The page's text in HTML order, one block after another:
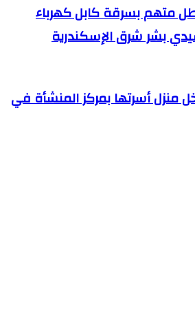
متهم بسرقة كابل كهرباء
بشر شرق الإسكندرية
منزل أسرتها بمركز المنشأة في